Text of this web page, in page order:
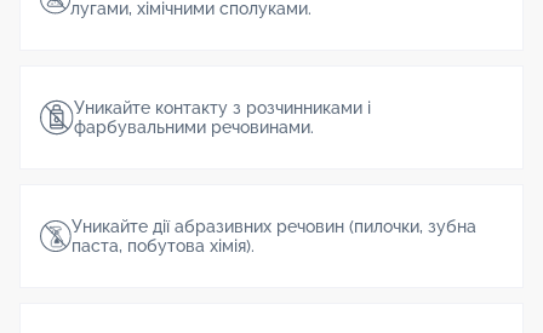
лугами, хімічними сполуками.
Уникайте контакту з розчинниками і
фарбувальними речовинами.
Уникайте дії абразивних речовин (пилочки, зубна
паста, побутова хімія).